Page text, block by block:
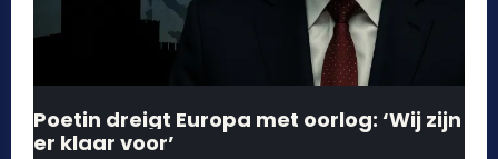
Poetin dreigt Europa met oorlog: ‘Wij zijn
er klaar voor’